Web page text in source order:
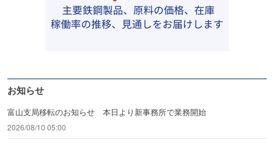
お知らせ
富山支局移転のお知らせ 本日より新事務所で業務開始
2026/08/10 05:00